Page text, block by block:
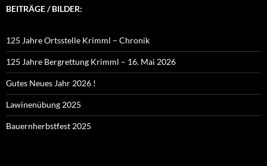
BEITRÄGE / BILDER:
125 Jahre Ortsstelle Krimml – Chronik
125 Jahre Bergrettung Krimml – 16. Mai 2026
Gutes Neues Jahr 2026 !
Lawinenübung 2025
Bauernherbstfest 2025